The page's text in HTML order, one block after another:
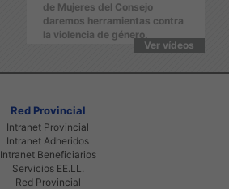
de Mujeres del Consejo
daremos herramientas contra
la violencia de género.
Ver vídeos
Red Provincial
Intranet Provincial
Intranet Adheridos
Intranet Beneficiarios
Servicios EE.LL.
Red Provincial